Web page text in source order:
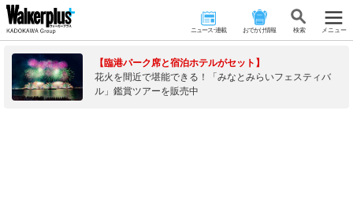
ニュース･連載 おでかけ情報 検 索 メニュー
【臨港パーク席と宿泊ホテルがセット】
花火を間近で堪能できる！「みなとみらいフェスティバ
ル」鑑賞ツアーを販売中